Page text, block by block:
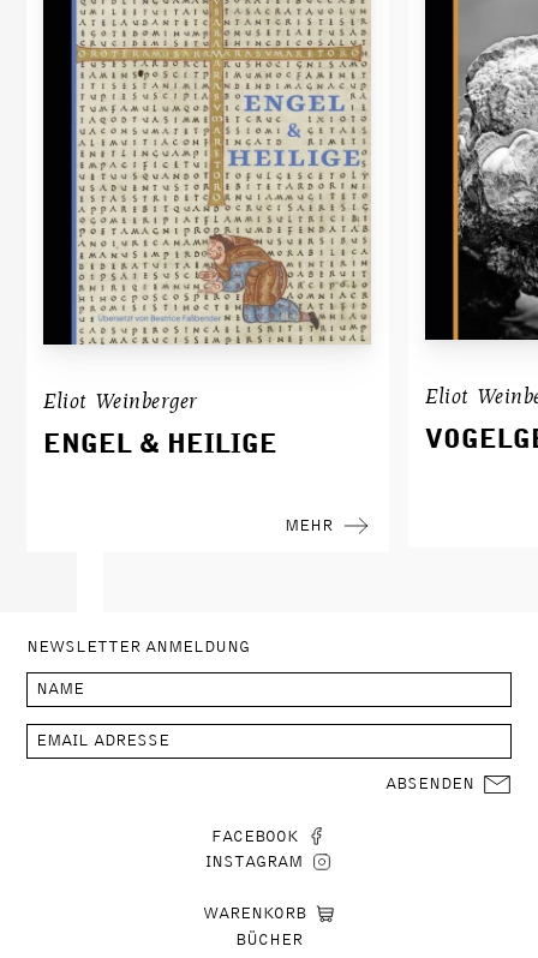
Eliot Weinberger
ENGEL & HEILIGE
MEHR
Eliot
NEWSLETTER ANMELDUNG
ABSENDEN
FACEBOOK
INSTAGRAM
WARENKORB
BÜCHER